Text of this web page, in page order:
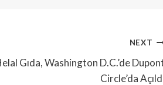
NEXT
Gıda, Washington D.C.’de
Circle’da